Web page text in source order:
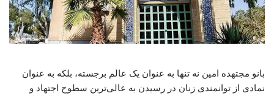
بانو مجتهده امین نه تنها به عنوان یک عالم برجسته، بلکه به عنوان
نمادی از توانمندی زنان در رسیدن به عالی‌ترین سطوح اجتهاد و